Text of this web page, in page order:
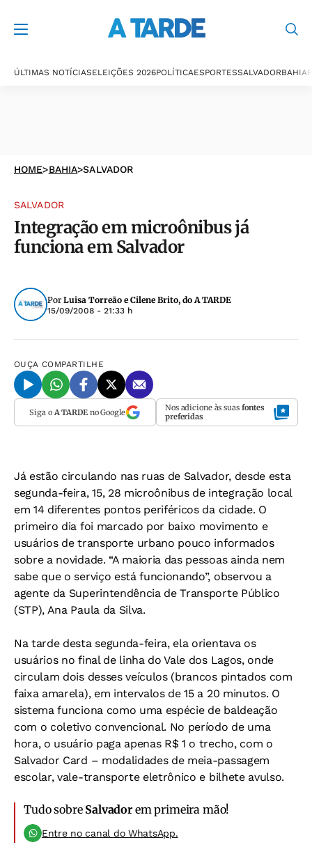
ÚLTIMAS NOTÍCIASELEIÇÕES 2026POLÍTICAESPORTESSALVADORBAHIA
HOME>BAHIA>SALVADOR
SALVADOR
Integração em microônibus já
funciona em Salvador
Por Luisa Torreão e Cilene Brito, do A TARDE
15/09/2008 - 21:33 h
OUÇA COMPARTILHE
Siga o A TARDEno Google Nos adicione às suas fontes
preferidas
Já estão circulando nas ruas de Salvador, desde esta
segunda-feira, 15, 28 microônibus de integração local
em 14 diferentes pontos periféricos da cidade. O
primeiro dia foi marcado por baixo movimento e
usuários de transporte urbano pouco informados
sobre a novidade. “A maioria das pessoas ainda nem
sabe que o serviço está funcionando”, observou a
agente da Superintendência de Transporte Público
(STP), Ana Paula da Silva.
Na tarde desta segunda-feira, ela orientava os
usuários no final de linha do Vale dos Lagos, onde
circulam dois desses veículos (brancos pintados com
faixa amarela), em intervalos de 15 a 20 minutos. O
sistema funciona como uma espécie de baldeação
com o coletivo convencional. No período de uma
hora, o usuário paga apenas R$ 1 o trecho, com o
Salvador Card – modalidades de meia-passagem
escolar, vale-transporte eletrônico e bilhete avulso.
Tudo sobre Salvadorem primeira mão!
Entre no canal do WhatsApp.